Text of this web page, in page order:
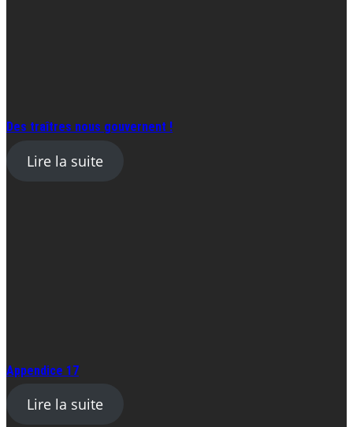
Des traîtres nous gouvernent !
Lire la suite
Appendice 17
Lire la suite